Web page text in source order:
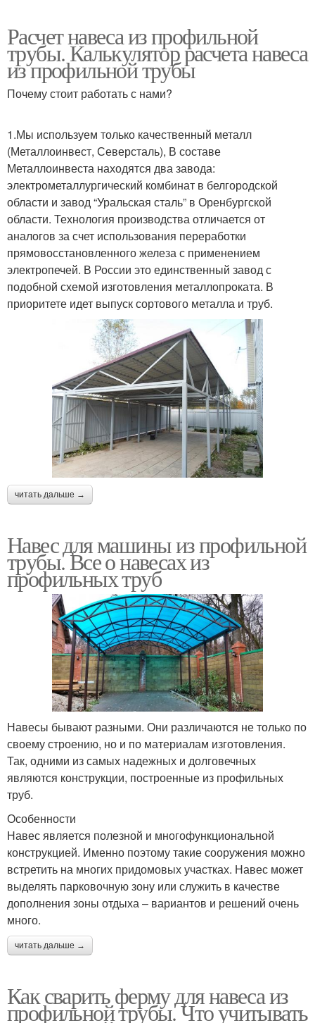
Расчет навеса из профильной
трубы. Калькулятор расчета навеса
из профильной трубы
Почему стоит работать с нами?
1.Мы используем только качественный металл
(Металлоинвест, Северсталь), В составе
Металлоинвеста находятся два завода:
электрометаллургический комбинат в белгородской
области и завод “Уральская сталь” в Оренбургской
области. Технология производства отличается от
аналогов за счет использования переработки
прямовосстановленного железа с применением
электропечей. В России это единственный завод с
подобной схемой изготовления металлопроката. В
приоритете идет выпуск сортового металла и труб.
читать дальше →
Навес для машины из профильной
трубы. Все о навесах из
профильных труб
Навесы бывают разными. Они различаются не только по
своему строению, но и по материалам изготовления.
Так, одними из самых надежных и долговечных
являются конструкции, построенные из профильных
труб.
Особенности
Навес является полезной и многофункциональной
конструкцией. Именно поэтому такие сооружения можно
встретить на многих придомовых участках. Навес может
выделять парковочную зону или служить в качестве
дополнения зоны отдыха – вариантов и решений очень
много.
читать дальше →
Как сварить ферму для навеса из
профильной трубы. Что учитывать